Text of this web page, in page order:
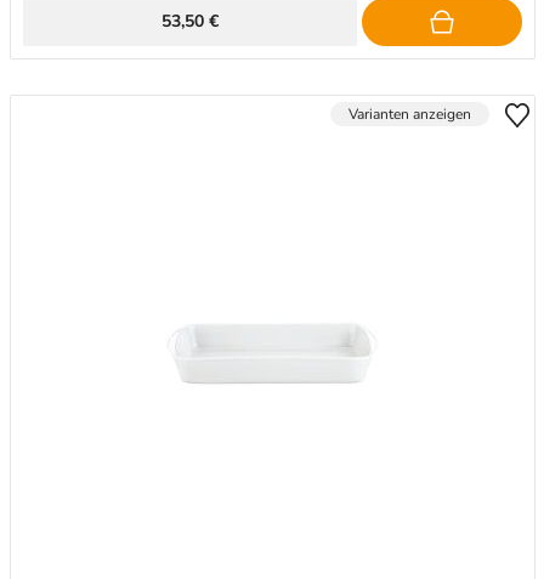
53,50 €
Varianten anzeigen